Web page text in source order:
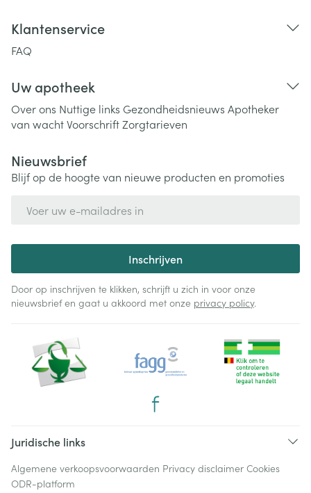
Klantenservice
FAQ
Uw apotheek
Over ons Nuttige links Gezondheidsnieuws Apotheker
van wachtVoorschriftZorgtarieven
Nieuwsbrief
Blijf op de hoogte van nieuwe producten en promoties
Inschrijven
Door op inschrijven te klikken, schrijft u zich in voor onze
nieuwsbrief en gaat u akkoord met onze privacy policy.
Juridische links
Algemene verkoopsvoorwaarden Privacy disclaimer Cookies
ODR-platform